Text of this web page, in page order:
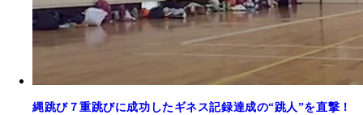
縄跳び７重跳びに成功したギネス記録達成の“跳人”を直撃！